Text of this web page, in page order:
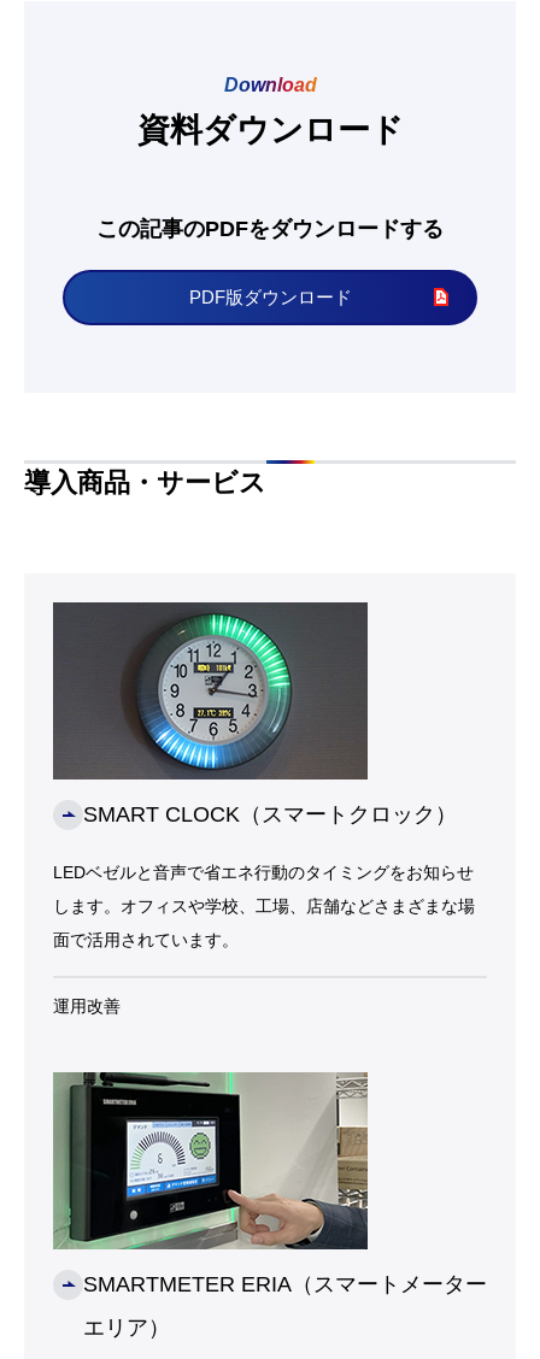
SMART CLOCK（スマートクロック）
面で活用されています。
エリア）
ゃんの表情で使用状況をお知らせします。スマートクロ
ックのコントロールパネルとして、電力使用の目標値の
設定などさまざまな操作を行えます。
運用改善